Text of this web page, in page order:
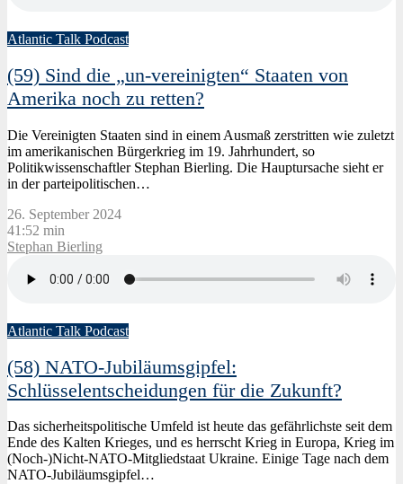
Atlantic Talk Podcast
(59) Sind die „un-vereinigten“ Staaten von
Amerika noch zu retten?
Die Vereinigten Staaten sind in einem Ausmaß zerstritten wie zuletzt
im amerikanischen Bürgerkrieg im 19. Jahrhundert, so
Politikwissenschaftler Stephan Bierling. Die Hauptursache sieht er
in der parteipolitischen…
26. September 2024
41:52 min
Stephan Bierling
Atlantic Talk Podcast
(58) NATO-Jubiläumsgipfel:
Schlüsselentscheidungen für die Zukunft?
Das sicherheitspolitische Umfeld ist heute das gefährlichste seit dem
Ende des Kalten Krieges, und es herrscht Krieg in Europa, Krieg im
(Noch-)Nicht-NATO-Mitgliedstaat Ukraine. Einige Tage nach dem
NATO-Jubiläumsgipfel…